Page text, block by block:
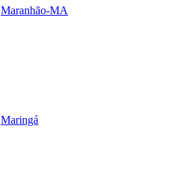
Maranhão-MA
Maringá